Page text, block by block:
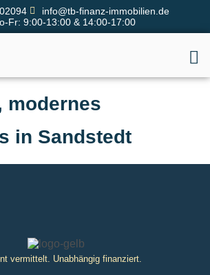
info@tb-finanz-immobilien.de
Fr: 9:00-13:00 & 14:00-17:00
modernes
in Sandstedt
vermittelt. Unabhängig finanziert.